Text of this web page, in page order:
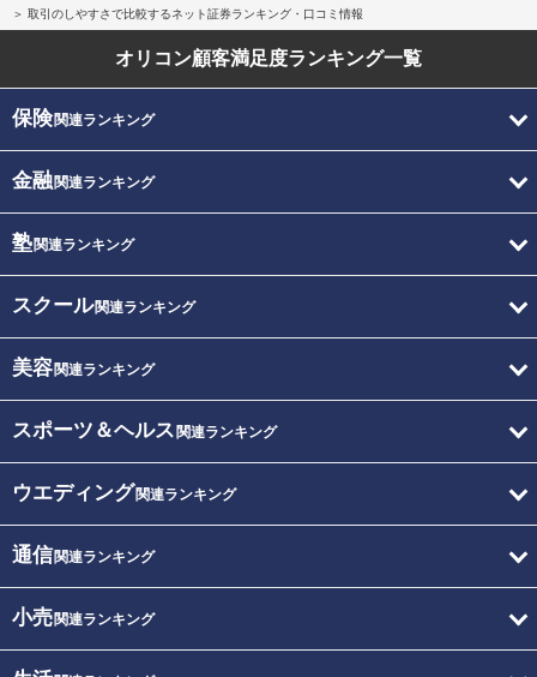
取引のしやすさで比較するネット証券ランキング・口コミ情報
オリコン顧客満足度ランキング一覧
保険関連ランキング
金融関連ランキング
塾関連ランキング
スクール関連ランキング
美容関連ランキング
スポーツ＆ヘルス 関連ランキング
ウエディング関連ランキング
通信関連ランキング
小売関連ランキング